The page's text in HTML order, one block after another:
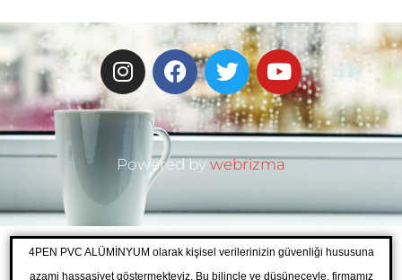
Powered bywebrizma
4PEN PVC ALÜMİNYUM olarak kişisel verilerinizin güvenliği hususuna
azami hassasiyet göstermekteyiz. Bu bilinçle ve düşüneceyle, firmamız